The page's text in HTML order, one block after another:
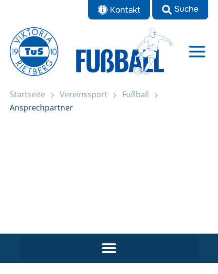
springen
Kontakt
Startseite Vereinssport
Fußball
Ansprechpartner